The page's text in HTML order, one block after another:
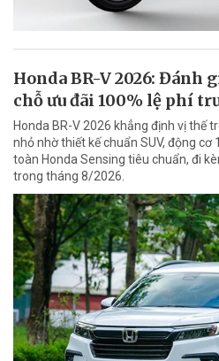
Honda BR-V 2026: Đánh
chỗ ưu đãi 100% lệ phí
Honda BR-V 2026 khẳng định vị thế
nhỏ nhờ thiết kế chuẩn SUV, động cơ
toàn Honda Sensing tiêu chuẩn, đi
trong tháng 8/2026.